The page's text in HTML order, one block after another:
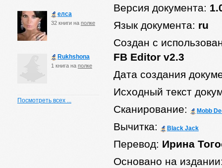
елса
32 книги на полке
Rukhshona
1 книга на полке
Посмотреть всех ...
Версия документа:
Язык документа: ru
Создан с
FB Editor v2.3
Дата создания
Исходный текст
Сканирование:
Mobb
Вычитка: Black Jack
Перевод: Ирина
Основано на